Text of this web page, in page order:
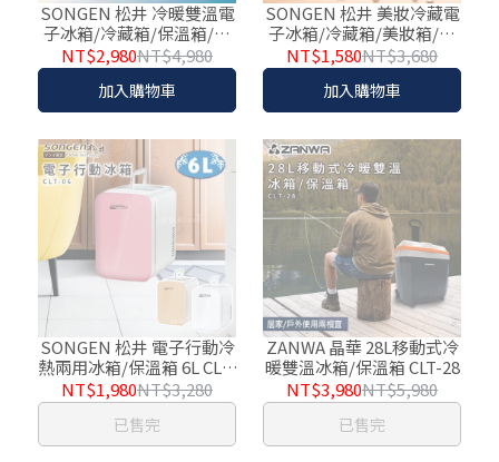
SONGEN 松井 冷暖雙溫電
子冰箱/冷藏箱/保溫箱/行
動冰箱 CLT-15LE
NT$2,980NT$4,980
加入購物車
SONGEN 松井 美妝冷藏電
子冰箱/冷藏箱/美妝箱/行
動冰箱 CLT-07B
NT$1,580NT$3,680
加入購物車
SONGEN 松井 電子行動冷
熱兩用冰箱/保溫箱 6L CLT-
06
NT$1,980NT$3,280
已售完
ZANWA 晶華 28L移動式冷
暖雙溫冰箱/保溫箱 CLT-28
NT$3,980NT$5,980
已售完